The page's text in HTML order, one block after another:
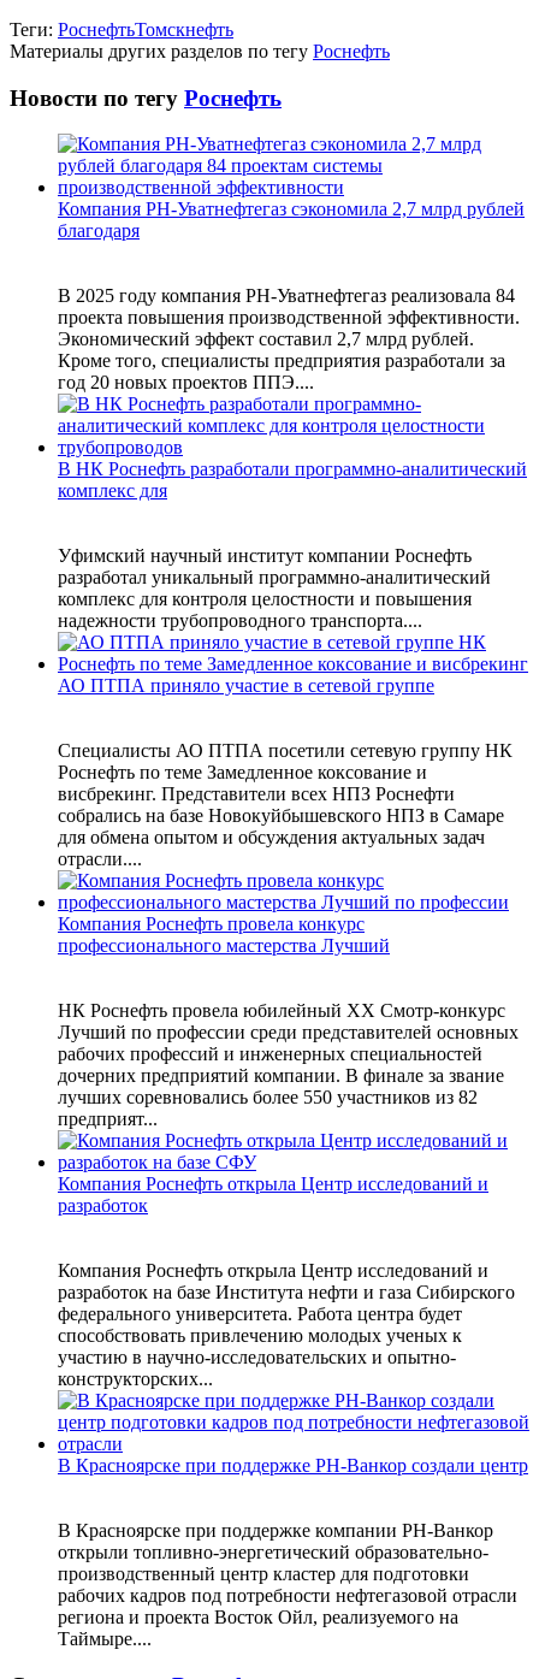
Теги: РоснефтьТомскнефть
Материалы других разделов по тегу Роснефть
Новости по тегу Роснефть
Компания РН-Уватнефтегаз сэкономила 2,7 млрд рублей
благодаря
В 2025 году компания РН-Уватнефтегаз реализовала 84
проекта повышения производственной эффективности.
Экономический эффект составил 2,7 млрд рублей.
Кроме того, специалисты предприятия разработали за
год 20 новых проектов ППЭ....
В НК Роснефть разработали программно-аналитический
комплекс для
Уфимский научный институт компании Роснефть
разработал уникальный программно-аналитический
комплекс для контроля целостности и повышения
надежности трубопроводного транспорта....
АО ПТПА приняло участие в сетевой группе
Специалисты АО ПТПА посетили сетевую группу НК
Роснефть по теме Замедленное коксование и
висбрекинг. Представители всех НПЗ Роснефти
собрались на базе Новокуйбышевского НПЗ в Самаре
для обмена опытом и обсуждения актуальных задач
отрасли....
Компания Роснефть провела конкурс
профессионального мастерства Лучший
НК Роснефть провела юбилейный XX Смотр-конкурс
Лучший по профессии среди представителей основных
рабочих профессий и инженерных специальностей
дочерних предприятий компании. В финале за звание
лучших соревновались более 550 участников из 82
предприят...
Компания Роснефть открыла Центр исследований и
разработок
Компания Роснефть открыла Центр исследований и
разработок на базе Института нефти и газа Сибирского
федерального университета. Работа центра будет
способствовать привлечению молодых ученых к
участию в научно-исследовательских и опытно-
конструкторских...
В Красноярске при поддержке РН-Ванкор создали центр
В Красноярске при поддержке компании РН-Ванкор
открыли топливно-энергетический образовательно-
производственный центр кластер для подготовки
рабочих кадров под потребности нефтегазовой отрасли
региона и проекта Восток Ойл, реализуемого на
Таймыре....